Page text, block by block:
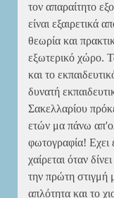
τον απαραίτητο
είναι εξαιρετικά
θεωρία και
εξωτερικό χώρο.
και το
δυνατή
Σακελλαρίου
ετών μα πάνω
φωτογραφία! Εχει
χαίρεται όταν
την πρώτη στιγμή
απλότητα και το